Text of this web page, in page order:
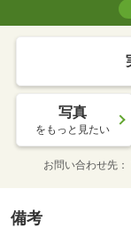
写真
をもっと見たい
お問い合わせ先
備考